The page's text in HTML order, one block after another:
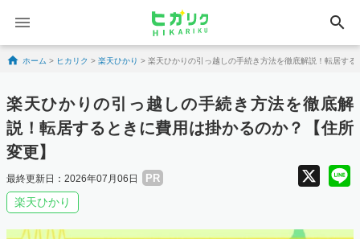
search
Skip to content
ホーム > ヒカリク > 楽天ひかり > 楽天ひかりの引っ越しの手続き方法を徹底解説！転居す
楽天ひかりの引っ越しの手続き方法を徹底解
説！転居するときに費用は掛かるのか？【住所
変更】
最終更新日：2026年07月06日 PR X
楽天ひかり